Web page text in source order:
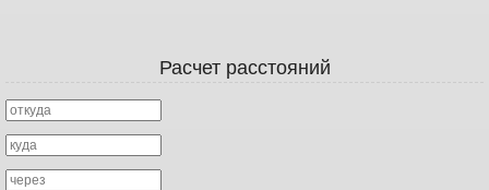
Расчет расстояний